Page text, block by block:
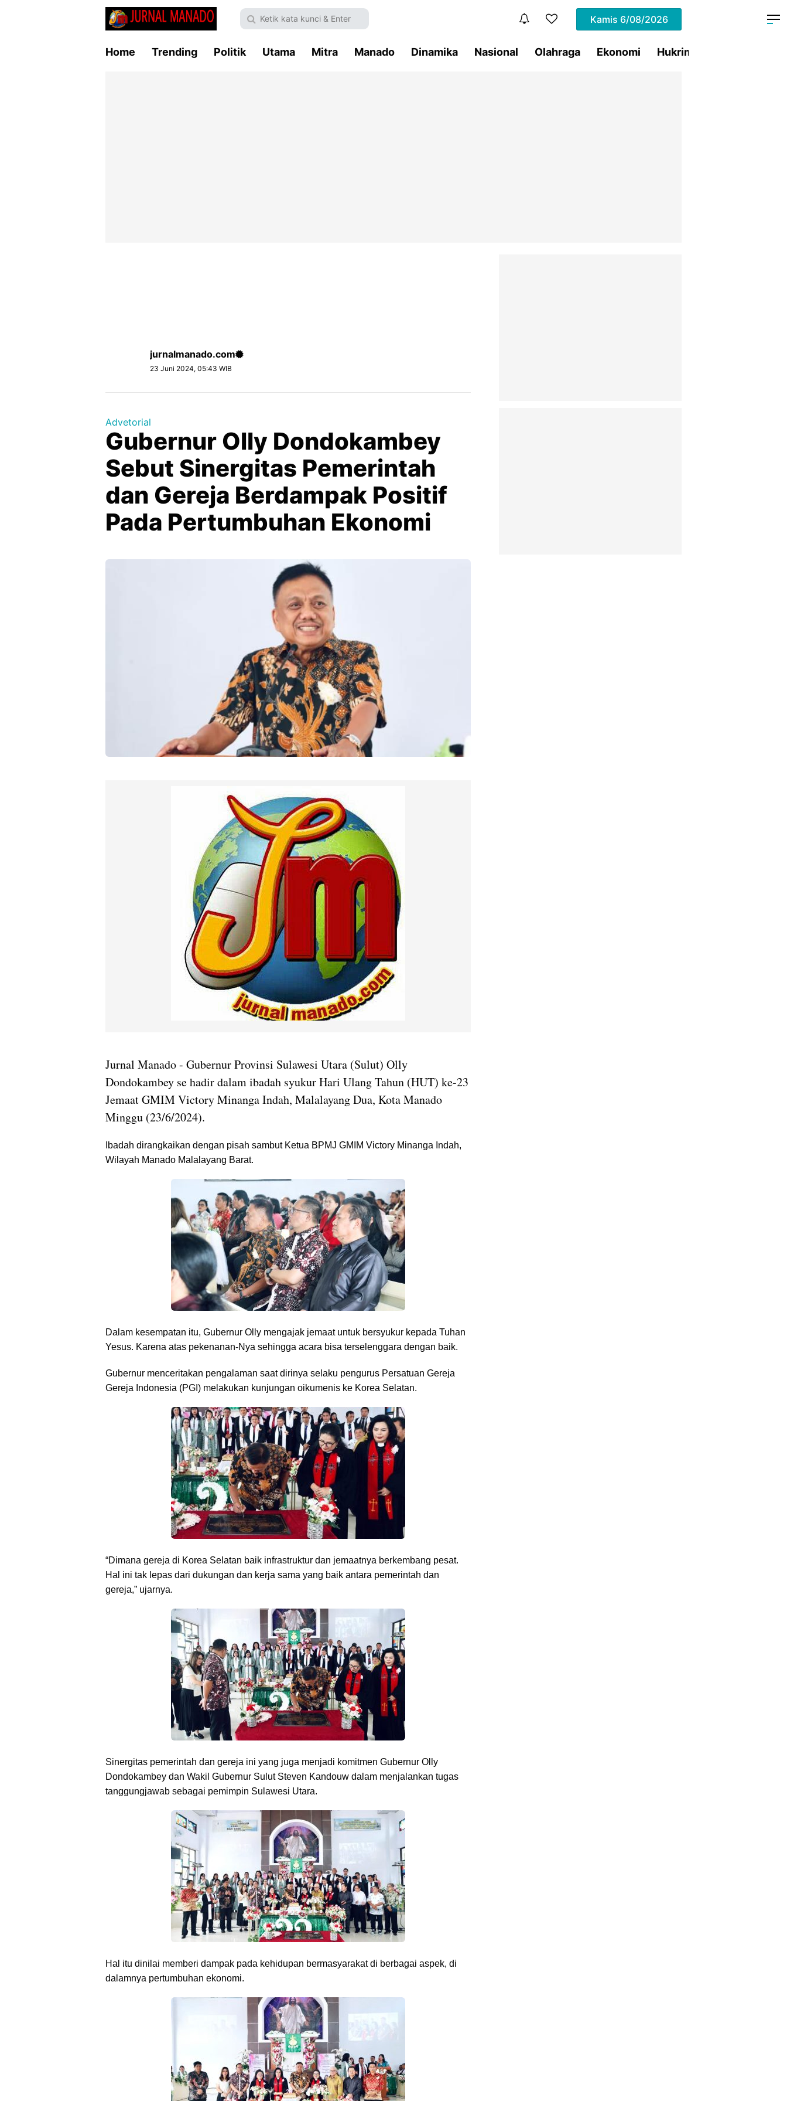
Kamis 6/08/2026
Home Trending Politik Utama Mitra Manado Dinamika Nasional Olahraga Ekonomi Hukrim
jurnalmanado.com
23 Juni 2024, 05:43 WIB
Advetorial
Gubernur Olly Dondokambey
Sebut Sinergitas Pemerintah
dan Gereja Berdampak Positif
Pada Pertumbuhan Ekonomi
Jurnal Manado - Gubernur Provinsi Sulawesi Utara (Sulut) Olly
Dondokambey se hadir dalam ibadah syukur Hari Ulang Tahun (HUT) ke-23
Jemaat GMIM Victory Minanga Indah, Malalayang Dua, Kota Manado
Minggu (23/6/2024).
Ibadah dirangkaikan dengan pisah sambut Ketua BPMJ GMIM Victory Minanga Indah,
Wilayah Manado Malalayang Barat.
Dalam kesempatan itu, Gubernur Olly mengajak jemaat untuk bersyukur kepada Tuhan
Yesus. Karena atas pekenanan-Nya sehingga acara bisa terselenggara dengan baik.
Gubernur menceritakan pengalaman saat dirinya selaku pengurus Persatuan Gereja
Gereja Indonesia (PGI) melakukan kunjungan oikumenis ke Korea Selatan.
“Dimana gereja di Korea Selatan baik infrastruktur dan jemaatnya berkembang pesat.
Hal ini tak lepas dari dukungan dan kerja sama yang baik antara pemerintah dan
gereja,” ujarnya.
Sinergitas pemerintah dan gereja ini yang juga menjadi komitmen Gubernur Olly
Dondokambey dan Wakil Gubernur Sulut Steven Kandouw dalam menjalankan tugas
tanggungjawab sebagai pemimpin Sulawesi Utara.
Hal itu dinilai memberi dampak pada kehidupan bermasyarakat di berbagai aspek, di
dalamnya pertumbuhan ekonomi.